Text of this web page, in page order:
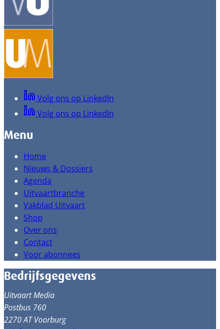
Volg ons op LinkedIn
Volg ons op LinkedIn
Menu
Home
Nieuws & Dossiers
Agenda
Uitvaartbranche
Vakblad Uitvaart
Shop
Over ons
Contact
Voor abonnees
Bedrijfsgegevens
Uitvaart Media
Postbus 760
2270 AT Voorburg